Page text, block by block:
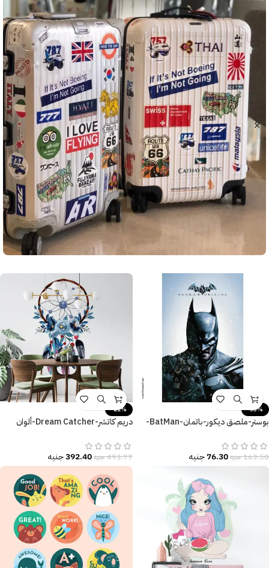
-53%
بوستر-ملصق ديكور-باتمان-BatMan-
163.50جنيه76.30جنيه
-21%
دريم كاتشر-Dream Catcher-ألوان
493.77جنيه392.40جنيه